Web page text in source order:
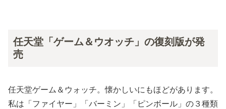
任天堂「ゲーム＆ウオッチ」の復刻版が発
売
任天堂ゲーム＆ウォッチ。懐かしいにもほどがあります。
私は「ファイヤー」「バーミン」「ピンボール」の３種類